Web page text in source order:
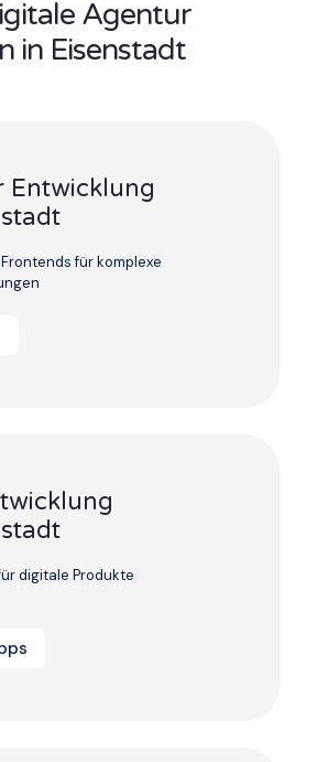
Agentur
in Eisenstadt
Entwicklung
für komplexe
digitale Produkte